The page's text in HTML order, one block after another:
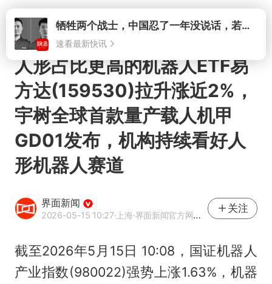
打开
人形占比更高的机器人ETF易
方达(159530)拉升涨近2%，
宇树全球首款量产载人机甲
GD01发布，机构持续看好人
形机器人赛道
界面新闻
2026-05-15 10:27·上海·界面新闻官方网易号
关注
截至2026年5月15日 10:08，国证机器人
产业指数(980022)强势上涨1.63%，机器